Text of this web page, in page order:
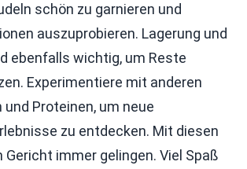
schön zu garnieren und
auszuprobieren. Lagerung und
ebenfalls wichtig, um Reste
Experimentiere mit anderen
Proteinen, um neue
zu entdecken. Mit diesen
Gericht immer gelingen. Viel Spaß